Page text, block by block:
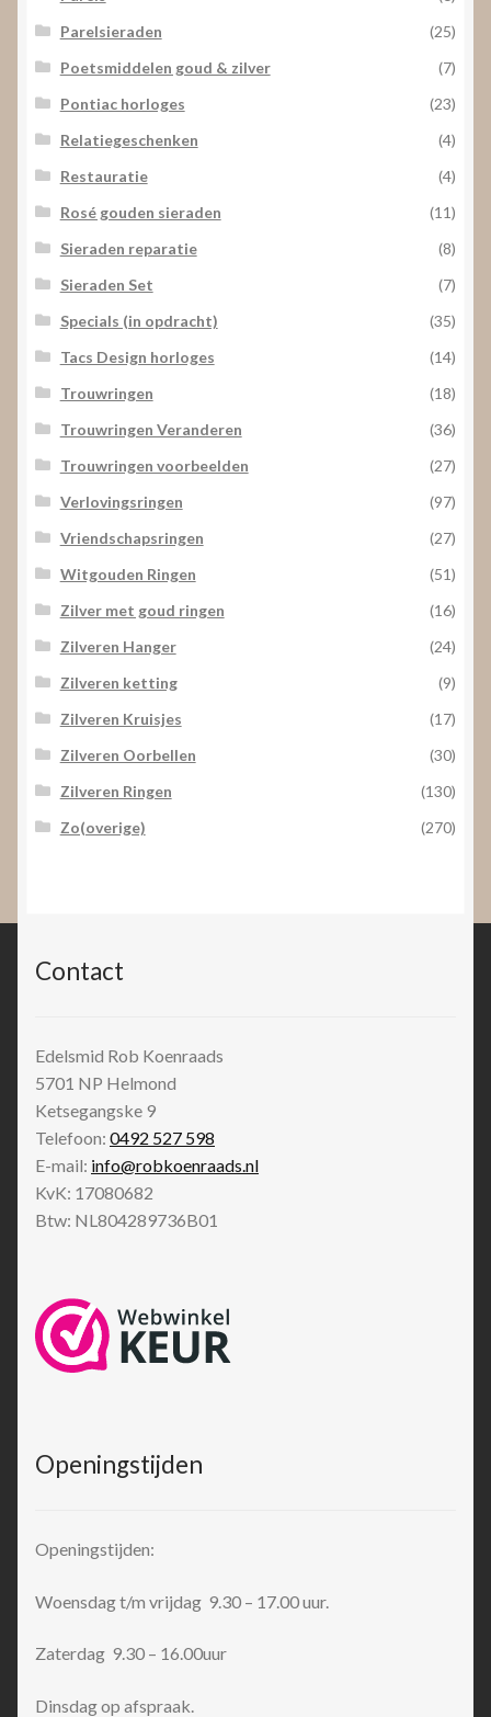
Parelsieraden
(25)
Poetsmiddelen goud & zilver
(7)
Pontiac horloges
(23)
Relatiegeschenken
(4)
Restauratie
(4)
Rosé gouden sieraden
(11)
Sieraden reparatie
(8)
Sieraden Set
(7)
Specials (in opdracht)
(35)
Tacs Design horloges
(14)
Trouwringen
(18)
Trouwringen Veranderen
(36)
Trouwringen voorbeelden
(27)
Verlovingsringen
(97)
Vriendschapsringen
(27)
Witgouden Ringen
(51)
Zilver met goud ringen
(16)
Zilveren Hanger
(24)
Zilveren ketting
(9)
Zilveren Kruisjes
(17)
Zilveren Oorbellen
(30)
Zilveren Ringen
(130)
Zo(overige)
(270)
Contact
Edelsmid Rob Koenraads
5701 NP Helmond
Ketsegangske 9
Telefoon: 0492 527 598
E-mail: info@robkoenraads.nl
KvK: 17080682
Btw: NL804289736B01
Openingstijden
Openingstijden:
Woensdag t/m vrijdag 9.30 – 17.00 uur.
Zaterdag 9.30 – 16.00uur
Dinsdag op afspraak.